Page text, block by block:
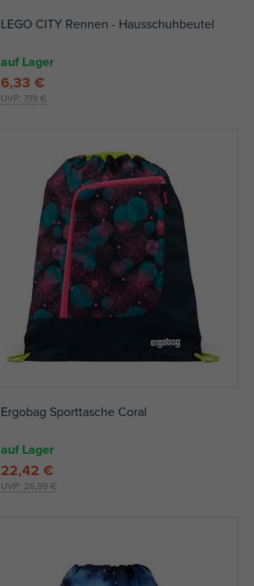
LEGO CITY Rennen - Hausschuhbeutel
auf Lager
UVP: 7,19 €
6,33 €
Ergobag Sporttasche Coral
auf Lager
UVP: 26,99 €
22,42 €